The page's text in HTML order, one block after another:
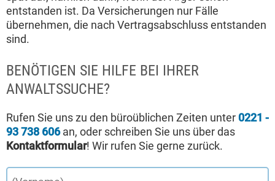
entstanden ist. Da Versicherungen nur Fälle
übernehmen, die nach Vertragsabschluss entstanden
sind.
BENÖTIGEN SIE HILFE BEI IHRER
ANWALTSSUCHE?
Rufen Sie uns zu den büroüblichen Zeiten unter 0221 -
93 738 606an, oder schreiben Sie uns über das
Kontaktformular! Wir rufen Sie gerne zurück.